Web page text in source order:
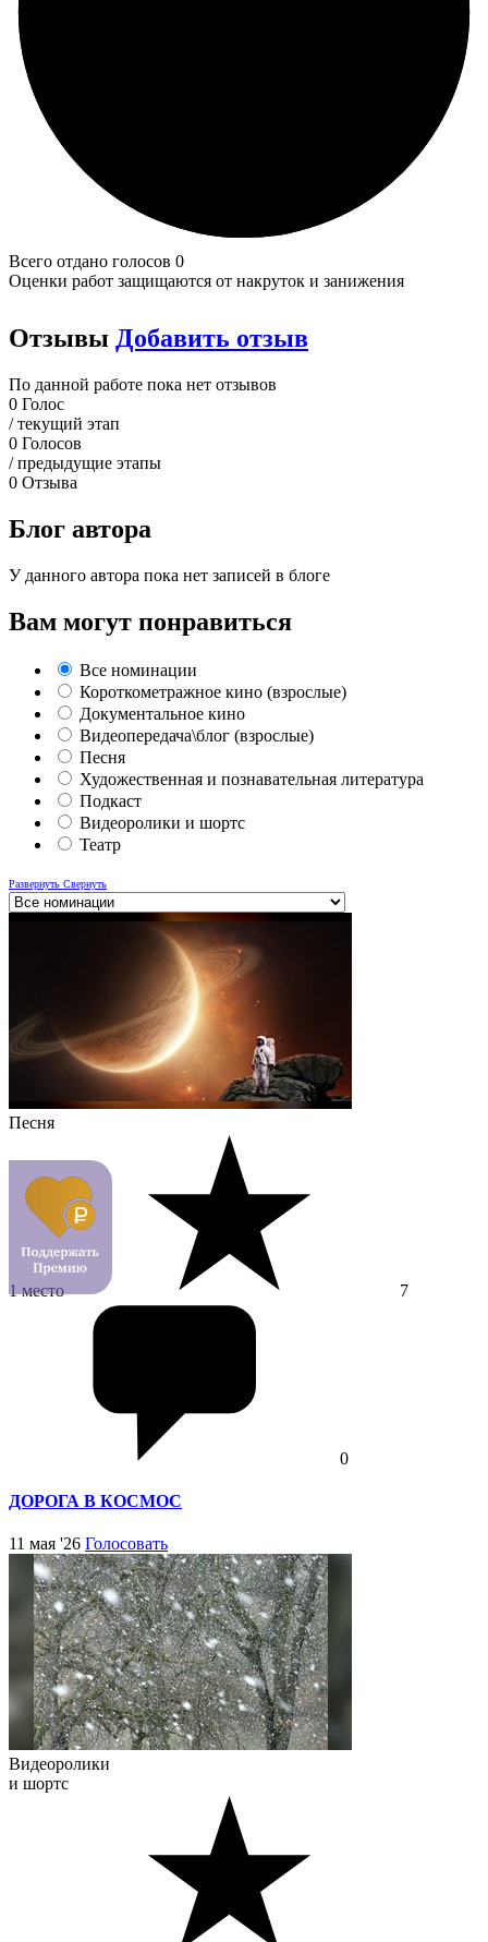
Всего отдано голосов 0
Оценки работ защищаются от накруток и занижения
Отзывы Добавить отзыв
По данной работе пока нет отзывов
0 Голос
/ текущий этап
0 Голосов
/ предыдущие этапы
0 Отзыва
Блог автора
У данного автора пока нет записей в блоге
Вам могут понравиться
Все номинации
Короткометражное кино (взрослые)
Документальное кино
Видеопередача\блог (взрослые)
Песня
Художественная и познавательная литература
Подкаст
Видеоролики и шортс
Театр
Развернуть Свернуть
Песня
1 место 7
0
ДОРОГА В КОСМОС
11 мая '26 Голосовать
Видеоролики
и шортс